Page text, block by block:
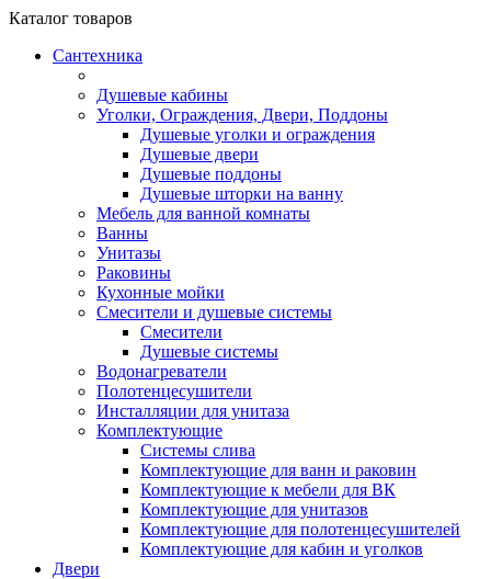
Каталог товаров
Сантехника
Душевые кабины
Уголки, Ограждения, Двери, Поддоны
Душевые уголки и ограждения
Душевые двери
Душевые поддоны
Душевые шторки на ванну
Мебель для ванной комнаты
Ванны
Унитазы
Раковины
Кухонные мойки
Смесители и душевые системы
Смесители
Душевые системы
Водонагреватели
Полотенцесушители
Инсталляции для унитаза
Комплектующие
Системы слива
Комплектующие для ванн и раковин
Комплектующие к мебели для ВК
Комплектующие для унитазов
Комплектующие для полотенцесушителей
Комплектующие для кабин и уголков
Двери